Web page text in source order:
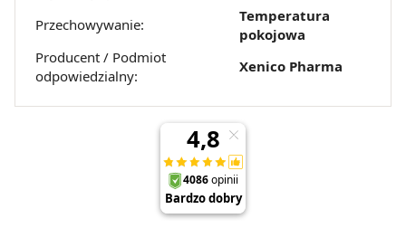
dla funkcjonowania Strony. Będzie się to jednak wiązało
z brakiem dostępu do wszystkich funkcjonalności
Strony.
Przechowywanie:
Temperatura
pokojowa
Producent / Podmiot
odpowiedzialny:
Xenico Pharma